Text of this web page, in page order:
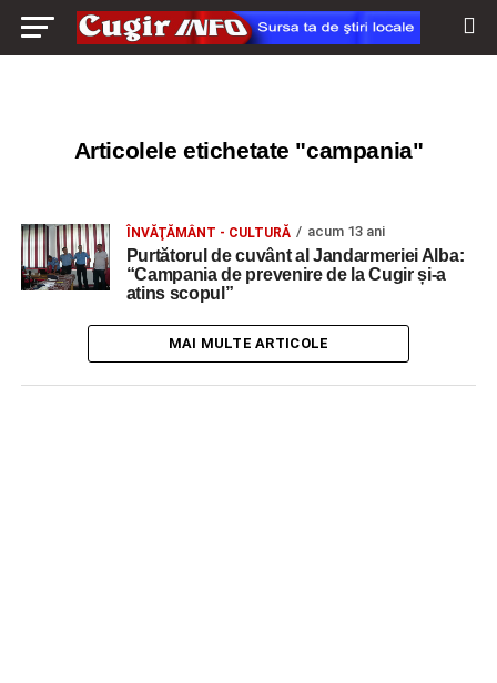
Articolele etichetate "campania"
ÎNVĂŢĂMÂNT - CULTURĂ acum 13 ani
Purtătorul de cuvânt al Jandarmeriei Alba:
“Campania de prevenire de la Cugir și-a
atins scopul”
MAI MULTE ARTICOLE